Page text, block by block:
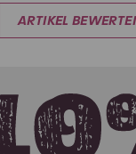
ARTIKEL